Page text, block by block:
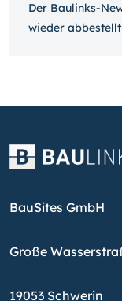
Der Baulinks-
wieder
BauSites GmbH
Große
19053 Schwerin